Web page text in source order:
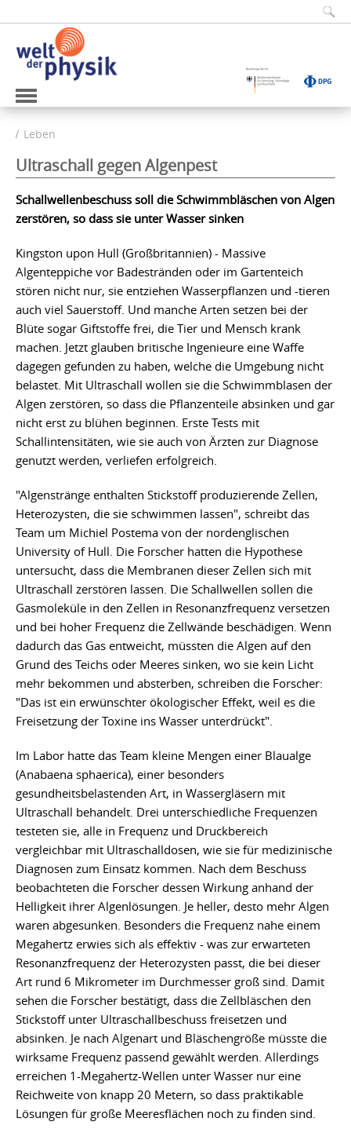
Leben
Ultraschall gegen Algenpest
Schallwellenbeschuss soll die Schwimmbläschen von Algen
zerstören, so dass sie unter Wasser sinken
Kingston upon Hull (Großbritannien) - Massive
Algenteppiche vor Badestränden oder im Gartenteich
stören nicht nur, sie entziehen Wasserpflanzen und -tieren
auch viel Sauerstoff. Und manche Arten setzen bei der
Blüte sogar Giftstoffe frei, die Tier und Mensch krank
machen. Jetzt glauben britische Ingenieure eine Waffe
dagegen gefunden zu haben, welche die Umgebung nicht
belastet. Mit Ultraschall wollen sie die Schwimmblasen der
Algen zerstören, so dass die Pflanzenteile absinken und gar
nicht erst zu blühen beginnen. Erste Tests mit
Schallintensitäten, wie sie auch von Ärzten zur Diagnose
genutzt werden, verliefen erfolgreich.
"Algenstränge enthalten Stickstoff produzierende Zellen,
Heterozysten, die sie schwimmen lassen", schreibt das
Team um Michiel Postema von der nordenglischen
University of Hull. Die Forscher hatten die Hypothese
untersucht, dass die Membranen dieser Zellen sich mit
Ultraschall zerstören lassen. Die Schallwellen sollen die
Gasmoleküle in den Zellen in Resonanzfrequenz versetzen
und bei hoher Frequenz die Zellwände beschädigen. Wenn
dadurch das Gas entweicht, müssten die Algen auf den
Grund des Teichs oder Meeres sinken, wo sie kein Licht
mehr bekommen und absterben, schreiben die Forscher:
"Das ist ein erwünschter ökologischer Effekt, weil es die
Freisetzung der Toxine ins Wasser unterdrückt".
Im Labor hatte das Team kleine Mengen einer Blaualge
(Anabaena sphaerica), einer besonders
gesundheitsbelastenden Art, in Wassergläsern mit
Ultraschall behandelt. Drei unterschiedliche Frequenzen
testeten sie, alle in Frequenz und Druckbereich
vergleichbar mit Ultraschalldosen, wie sie für medizinische
Diagnosen zum Einsatz kommen. Nach dem Beschuss
beobachteten die Forscher dessen Wirkung anhand der
Helligkeit ihrer Algenlösungen. Je heller, desto mehr Algen
waren abgesunken. Besonders die Frequenz nahe einem
Megahertz erwies sich als effektiv - was zur erwarteten
Resonanzfrequenz der Heterozysten passt, die bei dieser
Art rund 6 Mikrometer im Durchmesser groß sind. Damit
sehen die Forscher bestätigt, dass die Zellbläschen den
Stickstoff unter Ultraschallbeschuss freisetzen und
absinken. Je nach Algenart und Bläschengröße müsste die
wirksame Frequenz passend gewählt werden. Allerdings
erreichen 1-Megahertz-Wellen unter Wasser nur eine
Reichweite von knapp 20 Metern, so dass praktikable
Lösungen für große Meeresflächen noch zu finden sind.